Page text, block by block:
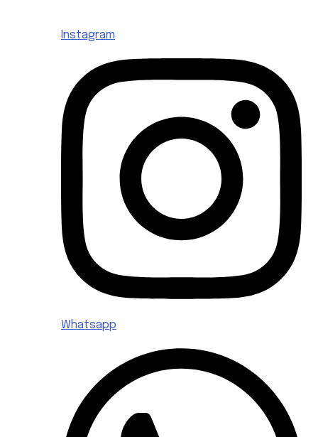
Instagram
Whatsapp